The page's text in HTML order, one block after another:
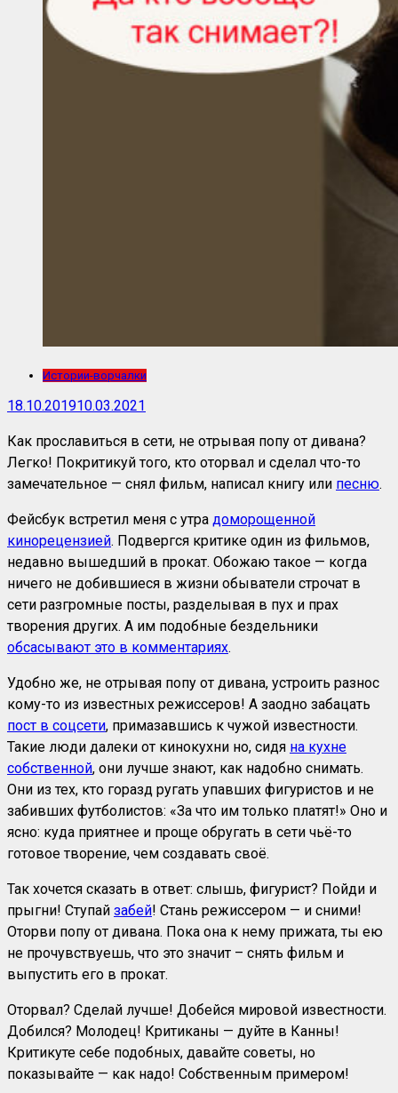
Истории-ворчалки
18.10.201910.03.2021
Как прославиться в сети, не отрывая попу от дивана?
Легко! Покритикуй того, кто оторвал и сделал что-то
замечательное — снял фильм, написал книгу или песню.
Фейсбук встретил меня с утра доморощенной
кинорецензией. Подвергся критике один из фильмов,
недавно вышедший в прокат. Обожаю такое — когда
ничего не добившиеся в жизни обыватели строчат в
сети разгромные посты, разделывая в пух и прах
творения других. А им подобные бездельники
обсасывают это в комментариях.
Удобно же, не отрывая попу от дивана, устроить разнос
кому-то из известных режиссеров! А заодно забацать
пост в соцсети, примазавшись к чужой известности.
Такие люди далеки от кинокухни но, сидя на кухне
собственной, они лучше знают, как надобно снимать.
Они из тех, кто горазд ругать упавших фигуристов и не
забивших футболистов: «За что им только платят!» Оно и
ясно: куда приятнее и проще обругать в сети чьё-то
готовое творение, чем создавать своё.
Так хочется сказать в ответ: слышь, фигурист? Пойди и
прыгни! Ступай забей! Стань режиссером — и сними!
Оторви попу от дивана. Пока она к нему прижата, ты ею
не прочувствуешь, что это значит – снять фильм и
выпустить его в прокат.
Оторвал? Сделай лучше! Добейся мировой известности.
Добился? Молодец! Критиканы — дуйте в Канны!
Критикуте себе подобных, давайте советы, но
показывайте — как надо! Собственным примером!